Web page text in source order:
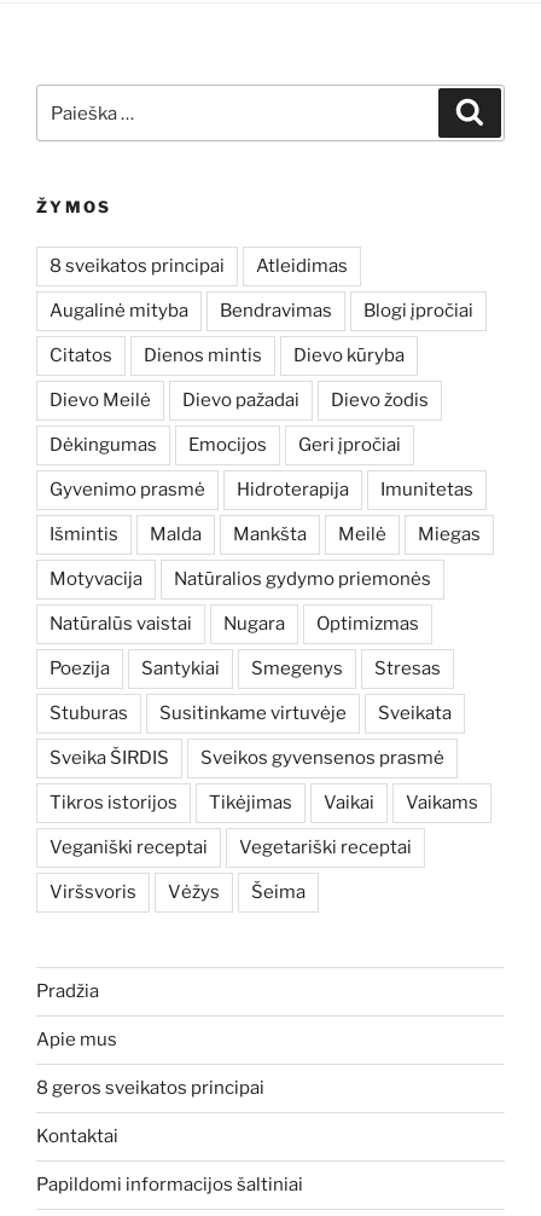
ŽYMOS
8 sveikatos principai Atleidimas
Augalinė mityba Bendravimas Blogi įpročiai
Citatos Dienos mintis Dievo kūryba
Dievo Meilė Dievo pažadai Dievo žodis
Dėkingumas Emocijos Geri įpročiai
Gyvenimo prasmė Hidroterapija Imunitetas
Išmintis Malda Mankšta Meilė Miegas
Motyvacija Natūralios gydymo priemonės
Natūralūs vaistai Nugara Optimizmas
Poezija Santykiai Smegenys Stresas
Stuburas Susitinkame virtuvėje Sveikata
Sveika ŠIRDIS Sveikos gyvensenos prasmė
Tikros istorijos Tikėjimas Vaikai Vaikams
Veganiški receptai Vegetariški receptai
Viršsvoris Vėžys Šeima
Pradžia
Apie mus
8 geros sveikatos principai
Kontaktai
Papildomi informacijos šaltiniai